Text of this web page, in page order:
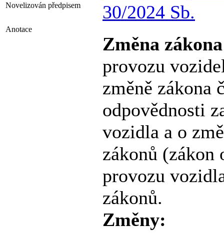
Novelizován předpisem
30/2024 Sb.
Anotace
Změna
provozu
změně zákona
odpovědnosti
vozidla a o
zákonů (zákon
provozu
zákonů.
Změny: